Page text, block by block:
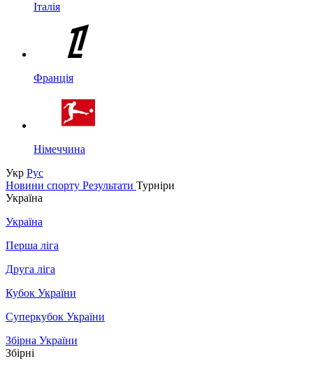
Італія
Франція
Німеччина
Укр Рус
Новини спорту Результати Турніри
Україна
Україна
Перша ліга
Друга ліга
Кубок України
Суперкубок України
Збірна України
Збірні